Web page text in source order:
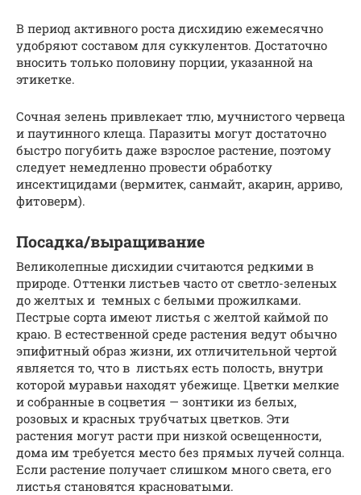
В период активного роста дисхидию ежемесячно
удобряют составом для суккулентов. Достаточно
вносить только половину порции, указанной на
этикетке.
Сочная зелень привлекает тлю, мучнистого червеца
и паутинного клеща. Паразиты могут достаточно
быстро погубить даже взрослое растение, поэтому
следует немедленно провести обработку
инсектицидами (вермитек, санмайт, акарин, арриво,
фитоверм).
Посадка/выращивание
Великолепные дисхидии считаются редкими в
природе. Оттенки листьев часто от светло-зеленых
до желтых и темных с белыми прожилками.
Пестрые сорта имеют листья с желтой каймой по
краю. В естественной среде растения ведут обычно
эпифитный образ жизни, их отличительной чертой
является то, что в листьях есть полость, внутри
которой муравьи находят убежище. Цветки мелкие
и собранные в соцветия — зонтики из белых,
розовых и красных трубчатых цветков. Эти
растения могут расти при низкой освещенности,
дома им требуется место без прямых лучей солнца.
Если растение получает слишком много света, его
листья становятся красноватыми.